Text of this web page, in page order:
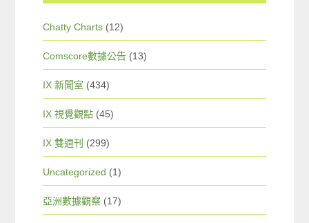
Chatty Charts (12)
Comscore數據公告 (13)
IX 新聞室 (434)
IX 視覺觀點 (45)
IX 雙週刊 (299)
Uncategorized (1)
亞洲數據觀察 (17)